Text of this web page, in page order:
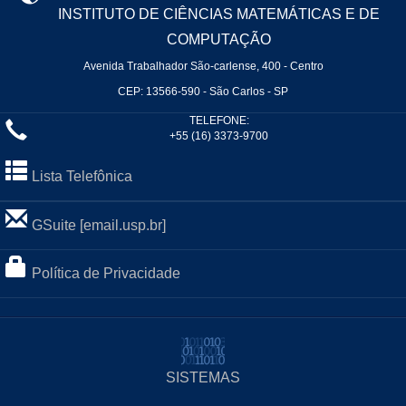
INSTITUTO DE CIÊNCIAS MATEMÁTICAS E DE
COMPUTAÇÃO
Avenida Trabalhador São-carlense, 400 - Centro
CEP: 13566-590 - São Carlos - SP
TELEFONE:
+55 (16) 3373-9700
Lista Telefônica
GSuite [email.usp.br]
Política de Privacidade
SISTEMAS